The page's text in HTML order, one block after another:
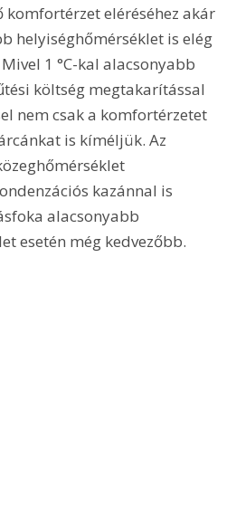
komfortérzet eléréséhez akár
helyiséghőmérséklet is elég
1 °C-kal alacsonyabb
költség megtakarítással
nem csak a komfortérzetet
is kíméljük. Az
kazánnal is
alacsonyabb
esetén még kedvezőbb.